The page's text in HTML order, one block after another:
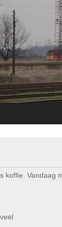
koffie. Vandaag